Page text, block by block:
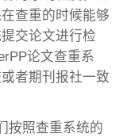
查重的时候能够
交论文进行检
论文查重系
者期刊报社一致
按照查重系统的